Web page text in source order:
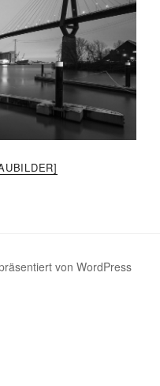
von WordPress